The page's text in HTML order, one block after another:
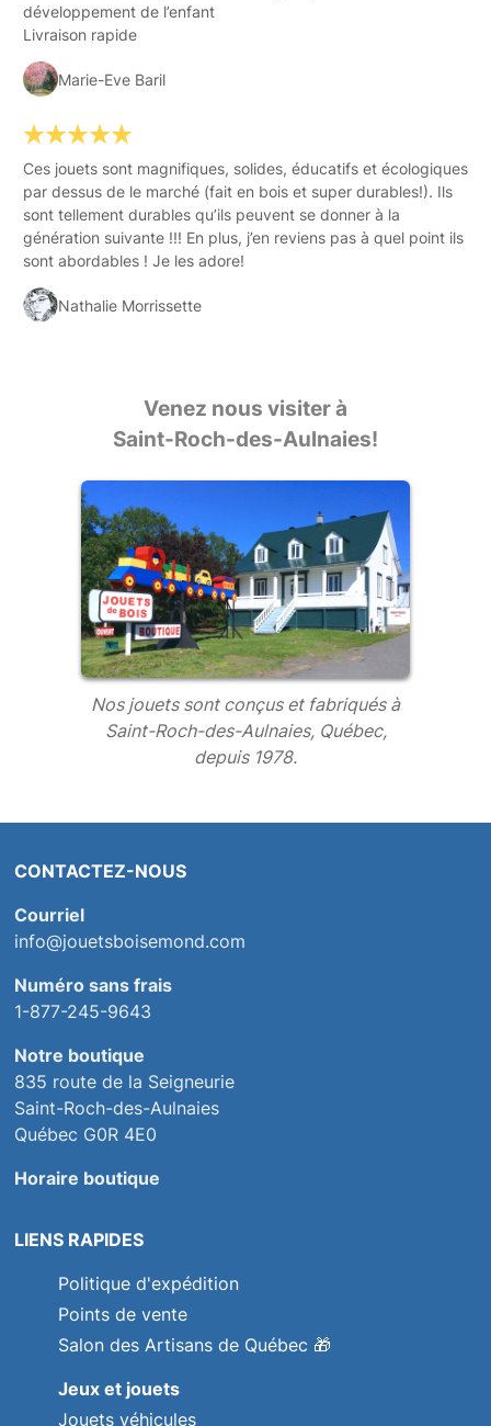
développement de l’enfant
Livraison rapide
Marie-Eve Baril
Ces jouets sont magnifiques, solides, éducatifs et écologiques
par dessus de le marché (fait en bois et super durables!). Ils
sont tellement durables qu’ils peuvent se donner à la
génération suivante !!! En plus, j’en reviens pas à quel point ils
sont abordables ! Je les adore!
Nathalie Morrissette
Venez nous visiter à
Saint-Roch-des-Aulnaies!
Nos jouets sont conçus et fabriqués à
Saint-Roch-des-Aulnaies, Québec,
depuis 1978.
CONTACTEZ-NOUS
Courriel
info@jouetsboisemond.com
Numéro sans frais
1-877-245-9643
Notre boutique
835 route de la Seigneurie
Saint-Roch-des-Aulnaies
Québec G0R 4E0
Horaire boutique
LIENS RAPIDES
Politique d'expédition
Points de vente
Salon des Artisans de Québec 🎁
Jeux et jouets
Jouets véhicules